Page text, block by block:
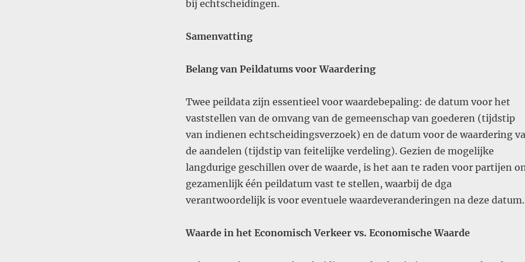
bij echtscheidingen.
Samenvatting
Belang van Peildatums voor Waardering
Twee peildata zijn essentieel voor waardebepaling: de datum voor het
vaststellen van de omvang van de gemeenschap van goederen (tijdstip
van indienen echtscheidingsverzoek) en de datum voor de waardering
de aandelen (tijdstip van feitelijke verdeling). Gezien de mogelijke
langdurige geschillen over de waarde, is het aan te raden voor partijen
gezamenlijk één peildatum vast te stellen, waarbij de dga
verantwoordelijk is voor eventuele waardeveranderingen na deze datum​.
Waarde in het Economisch Verkeer vs. Economische Waarde